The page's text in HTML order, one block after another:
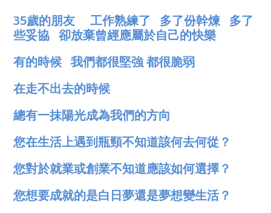
35歲的朋友 工作熟練了 多了份幹煉 多了
些妥協 卻放棄曾經應屬於自己的快樂
有的時候 我們都很堅強 都很脆弱
在走不出去的時候
總有一抹陽光成為我們的方向
您在生活上遇到瓶頸不知道該何去何從？
您對於就業或創業不知道應該如何選擇？
您想要成就的是白日夢還是夢想變生活？